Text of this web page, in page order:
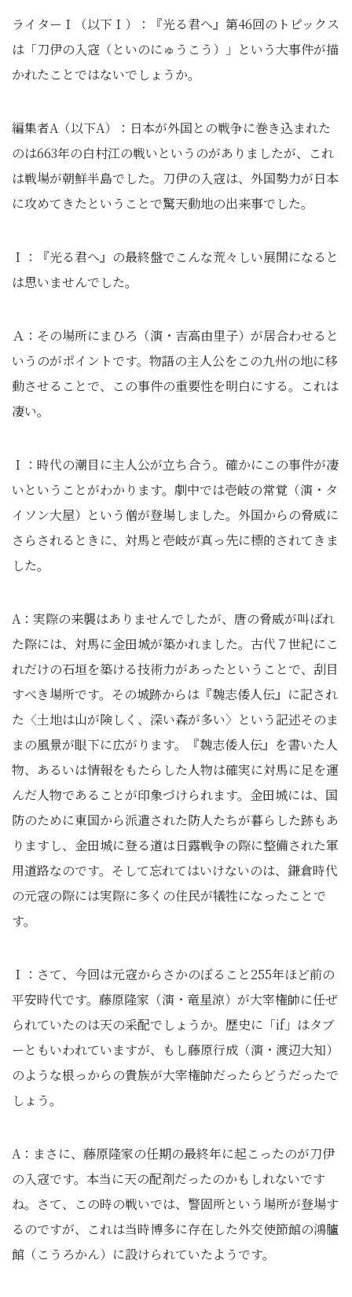
ライターＩ（以下Ｉ）：『光る君へ』第46回のトピックス
は「刀伊の入寇（といのにゅうこう）」という大事件が描
かれたことではないでしょうか。
編集者A（以下A）：日本が外国との戦争に巻き込まれた
のは663年の白村江の戦いというのがありましたが、これ
は戦場が朝鮮半島でした。刀伊の入寇は、外国勢力が日本
に攻めてきたということで驚天動地の出来事でした。
Ｉ：『光る君へ』の最終盤でこんな荒々しい展開になると
は思いませんでした。
Ａ：その場所にまひろ（演・吉高由里子）が居合わせると
いうのがポイントです。物語の主人公をこの九州の地に移
動させることで、この事件の重要性を明白にする。これは
凄い。
Ｉ：時代の潮目に主人公が立ち合う。確かにこの事件が凄
いということがわかります。劇中では壱岐の常覚（演・タ
イソン大屋）という僧が登場しました。外国からの脅威に
さらされるときに、対馬と壱岐が真っ先に標的されてきま
した。
A：実際の来襲はありませんでしたが、唐の脅威が叫ばれ
た際には、対馬に金田城が築かれました。古代７世紀にこ
れだけの石垣を築ける技術力があったということで、刮目
すべき場所です。その城跡からは『魏志倭人伝』に記され
た〈土地は山が険しく、深い森が多い〉という記述そのま
まの風景が眼下に広がります。『魏志倭人伝』を書いた人
物、あるいは情報をもたらした人物は確実に対馬に足を運
んだ人物であることが印象づけられます。金田城には、国
防のために東国から派遣された防人たちが暮らした跡もあ
りますし、金田城に登る道は日露戦争の際に整備された軍
用道路なのです。そして忘れてはいけないのは、鎌倉時代
の元寇の際には実際に多くの住民が犠牲になったことで
す。
Ｉ：さて、今回は元寇からさかのぼること255年ほど前の
平安時代です。藤原隆家（演・竜星涼）が大宰権帥に任ぜ
られていたのは天の采配でしょうか。歴史に「if」はタブ
ーともいわれていますが、もし藤原行成（演・渡辺大知）
のような根っからの貴族が大宰権帥だったらどうだったで
しょう。
A：まさに、藤原隆家の任期の最終年に起こったのが刀伊
の入寇です。本当に天の配剤だったのかもしれないです
ね。さて、この時の戦いでは、警固所という場所が登場す
るのですが、これは当時博多に存在した外交使節館の鴻臚
館（こうろかん）に設けられていたようです。